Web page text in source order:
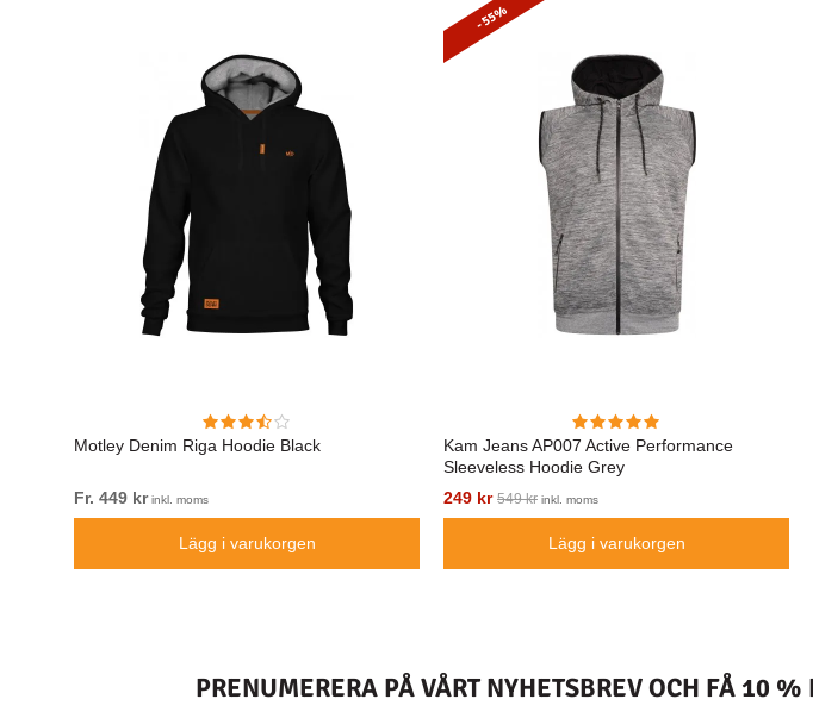
Motley Denim Riga Hoodie Black
Fr. 449 krinkl. moms
Lägg i varukorgen
Kam Jeans AP007 Active Performance
Sleeveless Hoodie Grey
- 55%
249 kr 549 kr inkl. moms
Lägg i varukorgen
PRENUMERERA PÅ VÅRT NYHETSBREV OCH FÅ 10